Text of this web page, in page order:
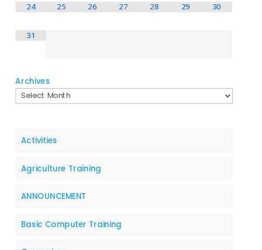
24 25 26 27 28 29 30
31
Archives
Activities
Agriculture Training
ANNOUNCEMENT
Basic Computer Training